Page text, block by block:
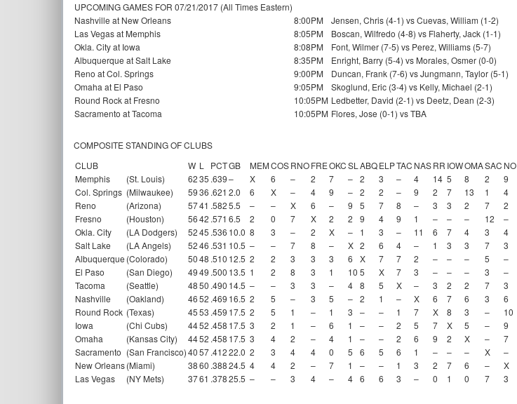
UPCOMING GAMES FOR 07/21/2017 (All Times Eastern)
Nashville at New Orleans
8:00PM
Jensen, Chris (4-1) vs Cuevas, William (1-2)
Las Vegas at Memphis
8:05PM
Boscan, Wilfredo (4-8) vs Flaherty, Jack (1-1)
Okla. City at Iowa
8:08PM
Font, Wilmer (7-5) vs Perez, Williams (5-7)
Albuquerque at Salt Lake
8:35PM
Enright, Barry (5-4) vs Morales, Osmer (0-0)
Reno at Col. Springs
9:00PM
Duncan, Frank (7-6) vs Jungmann, Taylor (5-1)
Omaha at El Paso
9:05PM
Skoglund, Eric (3-4) vs Kelly, Michael (2-1)
Round Rock at Fresno
10:05PM Ledbetter, David (2-1) vs Deetz, Dean (2-3)
Sacramento at Tacoma
10:05PM Flores, Jose (0-1) vs TBA
COMPOSITE STANDING OF CLUBS
CLUB
W L PCTGB
Memphis
(St. Louis) 6235 .639–
Col. Springs (Milwaukee) 5936 .621 2.0
Reno
(Arizona) 5741 .5825.5
Fresno
(Houston) 5642 .571 6.5
Okla. City
(LA Dodgers) 5245 .536 10.0
Salt Lake
(LA Angels) 5246 .531 10.5
Albuquerque (Colorado) 5048 .510 12.5
El Paso
(San Diego) 4949 .500 13.5
Tacoma
(Seattle) 4850 .490 14.5
Nashville
(Oakland) 4652 .469 16.5
Round Rock (Texas) 4553 .459 17.5
Iowa
(Chi Cubs) 4452 .458 17.5
Omaha
(Kansas City) 4452 .458 17.5
Sacramento (San Francisco)4057.41222.0
New Orleans(Miami) 3860 .38824.5
Las Vegas
(NY Mets) 3761 .37825.5
MEMCOSRNOFREOKCSL ABQELPTAC NASRR IOWOMASAC NO
X
6 – 2 7 – 2 3 – 4 14 5 8 2 9
6
X – 4 9 – 2 2 – 9 2 7 13 1 4
–
– X 6 – 9 5 7 8 – 3 3 2 7 2
2
0 7 X 2 2 9 4 9 1 – – – 12 –
8
3 – 2 X – 1 3 – 11 6 7 4 3 4
–
– 7 8 – X 2 6 4 – 1 3 3 7 3
2
2 3 3 3 6 X 7 7 2 – – – 5 –
1
2 8 3 1 10 5 X 7 3 – – – 3 –
–
– 3 3 – 4 8 5 X – 3 2 2 7 3
2
5 – 3 5 – 2 1 – X 6 7 6 3 6
2
5 1 – 1 3 – – 1 7 X 8 3 – 10
3
2 1 – 6 1 – – 2 5 7 X 5 – 9
3
4 2 – 4 1 – – 2 6 9 2 X – 7
2
3 4 4 0 5 6 5 6 1 – – – X –
4
4 2 – 7 1 – – 1 3 2 7 6 – X
–
– 3 4 – 4 6 6 3 – 0 1 0 7 3